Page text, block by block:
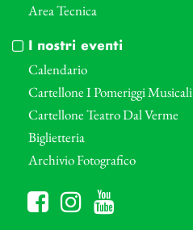
Area Tecnica
I nostri eventi
Calendario
Cartellone I Pomeriggi Musicali
Cartellone Teatro Dal Verme
Biglietteria
Archivio Fotografico